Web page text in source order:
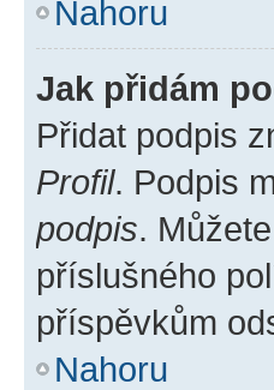
Nahoru
Jak přidám
Přidat podpis
Profil. Podpis
podpis.
příslušného
příspěvkům
Nahoru